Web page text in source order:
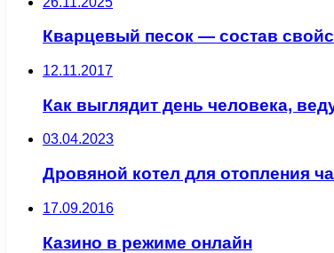
Кварцевый песок — состав
12.11.2017
Как выглядит день человека,
03.04.2023
Дровяной котел для отопления
17.09.2016
Казино в режиме онлайн